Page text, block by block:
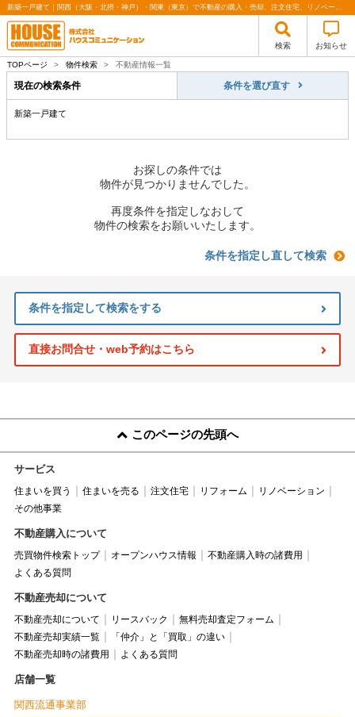
新築一戸建て｜関西（大阪・北摂・神戸）・関東（東京）で不動産の購入・売却、注文住宅、リノベーションの事なら株式会社ハウスコミュニケーション
検索 お知らせ
TOPページ > 物件検索 > 不動産情報一覧
現在の検索条件 条件を選び直す
新築一戸建て
お探しの条件では
物件が見つかりませんでした。
再度条件を指定しなおして
物件の検索をお願いいたします。
条件を指定し直して検索
条件を指定して検索をする
直接お問合せ・web予約はこちら
このページの先頭へ
サービス
住まいを買う 住まいを売る 注文住宅 リフォーム
リノベーション
その他事業
不動産購入について
売買物件検索トップ オープンハウス情報
不動産購入時の諸費用
よくある質問
不動産売却について
不動産売却について リースバック
無料売却査定フォーム
不動産売却実績一覧
「仲介」と「買取」の違い
不動産売却時の諸費用
よくある質問
店舗一覧
関西流通事業部